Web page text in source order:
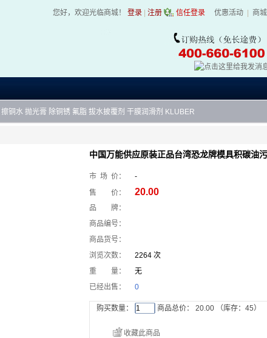
您好，欢迎光临商城！ 登录 注册 信任登录 优惠活动 商
擦铜水 抛光膏 除铜锈 氟脂 拔水披覆剂 干膜润滑剂 KLUBER
中国万能供应原装正品台湾恐龙牌模具积碳油
市 场 价：
-
售 价：
20.00
品 牌：
商品编号：
商品货号：
浏览次数：
2264 次
重 量：
无
已经出售：
0
购买数量： 商品总价： 20.00 （库存： 45）
收藏此商品